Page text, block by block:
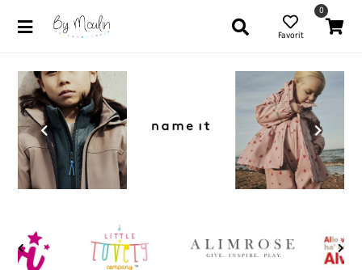
Favorit
0